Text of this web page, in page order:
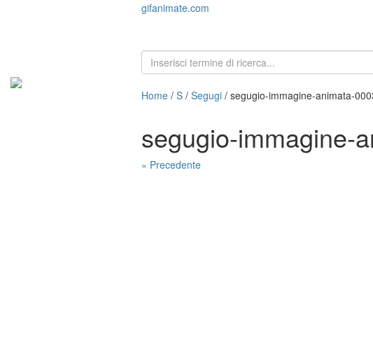
gifanimate.com
Home / S / Segugi / segugio-immagine-animata-
segugio-immagine-
« Precedente